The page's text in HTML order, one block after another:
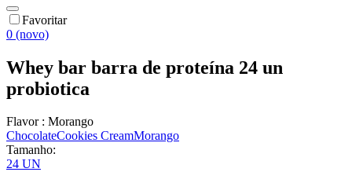
Favoritar
0 (novo)
Whey bar barra de proteína 24 un
probiotica
Flavor : Morango
ChocolateCookies CreamMorango
Tamanho:
24 UN